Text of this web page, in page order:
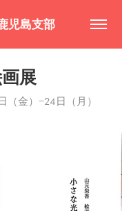
児島支部
展
金）−24日（月）